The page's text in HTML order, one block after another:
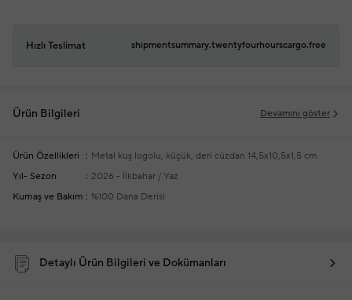
Hızlı Teslimat shipmentsummary.twentyfourhourscargo.free
Ürün Bilgileri Devamını göster
Ürün Özellikleri Metal kuş logolu, küçük, deri cüzdan 14,5x10,5x1,5 cm
Yıl- Sezon
2026 - İlkbahar / Yaz
Kumaş ve Bakım
%100 Dana Derisi
Detaylı Ürün Bilgileri ve Dokümanları